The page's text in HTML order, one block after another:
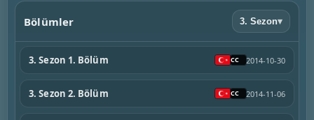
Bölümler 3. Sezon▾
3. Sezon 1. Bölüm 2014-10-30
3. Sezon 2. Bölüm 2014-11-06